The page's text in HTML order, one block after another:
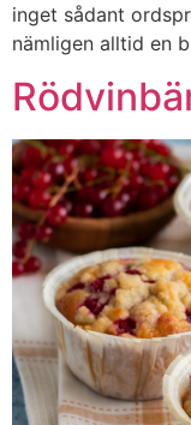
inget sådant
nämligen alltid en